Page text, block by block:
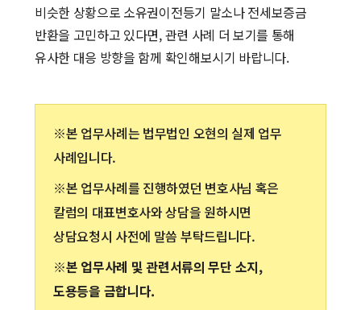
비슷한 상황으로 소유권이전등기 말소나 전세보증금
반환을 고민하고 있다면, 관련 사례 더 보기를 통해
유사한 대응 방향을 함께 확인해보시기 바랍니다.
※본 업무사례는 법무법인 오현의 실제 업무
사례입니다.
※본 업무사례를 진행하였던 변호사님 혹은
칼럼의 대표변호사와 상담을 원하시면
상담요청시 사전에 말씀 부탁드립니다.
※본 업무사례 및 관련서류의 무단 소지,
도용등을 금합니다.